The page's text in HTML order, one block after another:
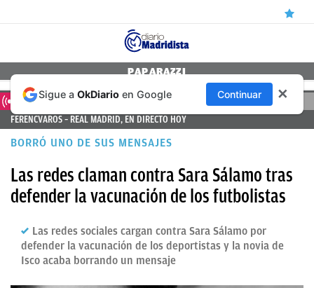
NOTICIAS
REAL
MADRID
BALONCESTO
CANTERA
FICHAJES
DIRECTO
PAPARAZZI
DIRECTO
FERENCVAROS – REAL MADRID, EN DIRECTO HOY
BORRÓ UNO DE SUS MENSAJES
Las redes claman contra Sara Sálamo tras
defender la vacunación de los futbolistas
Las redes sociales cargan contra Sara Sálamo por
defender la vacunación de los deportistas y la novia de
Isco acaba borrando un mensaje
Sigue a OkDiario en Google Continuar ✕